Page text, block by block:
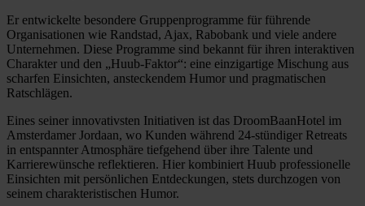
Er entwickelte besondere Gruppenprogramme für führende
Organisationen wie Randstad, Ajax, Rabobank und viele andere
Unternehmen. Diese Programme sind bekannt für ihren interaktiven
Charakter und den „Huub-Faktor“: eine einzigartige Mischung aus
scharfen Einsichten, ansteckendem Humor und pragmatischen
Ratschlägen.
Eines seiner innovativsten Initiativen ist das DroomBaanHotel im
Amsterdamer Jordaan, wo Kunden während 24-stündiger Retreats
in entspannter Atmosphäre tiefgehend über ihre Talente und
Karrierewünsche reflektieren. Hier kombiniert Huub professionelle
Einsichten mit persönlichen Entdeckungen, stets durchzogen von
seinem charakteristischen Humor.